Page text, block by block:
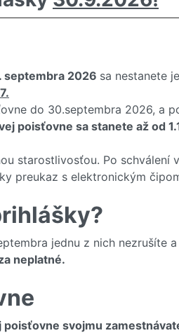
septembra 2026 sa nestanete
do 30.septembra 2026, a
poisťovne sa stanete až od
starostlivosťou. Po schválení
preukaz s elektronickým
jednu z nich nezrušíte
neplatné.
svojmu